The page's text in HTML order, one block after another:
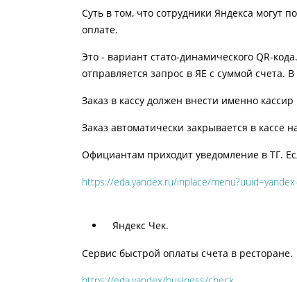
Суть в том, что сотрудники Яндекса могут
оплате.
Это - вариант стато-динамического QR-
отправляется запрос в ЯЕ с суммой счета.
Заказ в кассу должен внести именно
Заказ автоматически закрывается в кассе
Официантам приходит уведомление в ТГ.
https://eda.yandex.ru/inplace/
Яндекс Чек.
Сервис быстрой оплаты счета в ресторане.